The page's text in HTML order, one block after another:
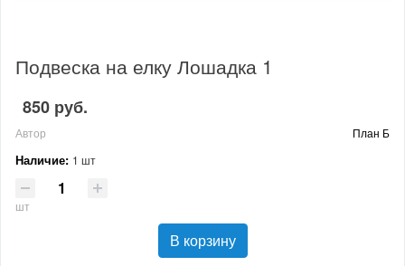
Подвеска на елку Лошадка 1
850 руб.
Автор План Б
Наличие: 1 шт
шт
В корзину